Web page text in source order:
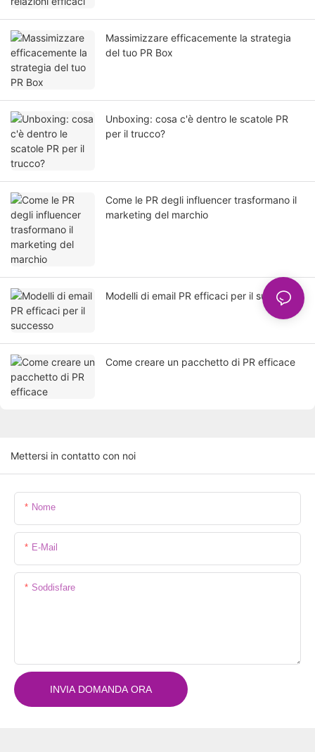
Massimizzare efficacemente la strategia
del tuo PR Box
Unboxing: cosa c'è dentro le scatole PR
per il trucco?
Come le PR degli influencer trasformano il
marketing del marchio
Modelli di email PR efficaci per il successo
Come creare un pacchetto di PR efficace
Mettersi in contatto con noi
Nome
E-Mail
Soddisfare
INVIA DOMANDA ORA